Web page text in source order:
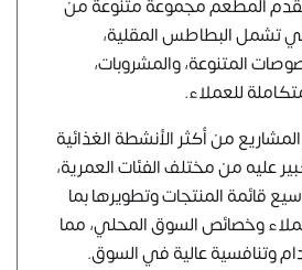
المطعم مجموعة متنوعة من
تشمل البطاطس المقلية،
المتنوعة، والمشروبات،
للعملاء.
من أكثر الأنشطة الغذائية
عليه من مختلف الفئات العمرية،
قائمة المنتجات وتطويرها بما
وخصائص السوق المحلي، مما
وتنافسية عالية في السوق.